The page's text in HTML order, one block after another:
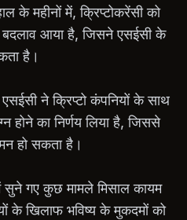
के महीनों में, क्रिप्टोकरेंसी को
बदलाव आया है, जिसने एसईसी के
है।
एसईसी ने क्रिप्टो कंपनियों के साथ
होने का निर्णय लिया है, जिससे
हो सकता है।
गए कुछ मामले मिसाल कायम
के खिलाफ भविष्य के मुकदमों को